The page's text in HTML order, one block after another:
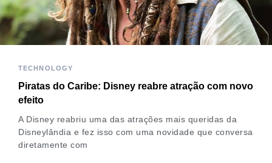
TECHNOLOGY
Piratas do Caribe: Disney reabre atração com novo
efeito
A Disney reabriu uma das atrações mais queridas da
Disneylândia e fez isso com uma novidade que conversa
diretamente com